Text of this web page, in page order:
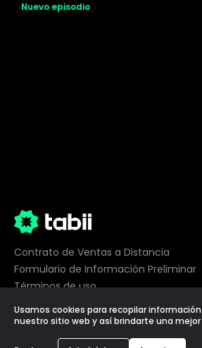
Nuevo episodio
Contrato de Ventas a Distancia
Formulario de Información Preliminar
Términos de uso
Privacidad
Preferencias de cookies
Usamos cookies para recopilar
nuestro sitio web y así brindarte una mejor